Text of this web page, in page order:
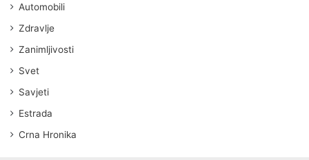
Automobili
Zdravlje
Zanimljivosti
Svet
Savjeti
Estrada
Crna Hronika